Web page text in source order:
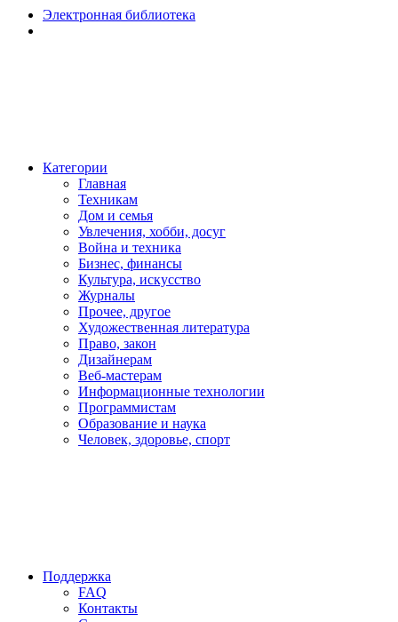
Электронная библиотека
Категории
Главная
Техникам
Дом и семья
Увлечения, хобби, досуг
Война и техника
Бизнес, финансы
Культура, искусство
Журналы
Прочее, другое
Художественная литература
Право, закон
Дизайнерам
Веб-мастерам
Информационные технологии
Программистам
Образование и наука
Человек, здоровье, спорт
Поддержка
FAQ
Контакты